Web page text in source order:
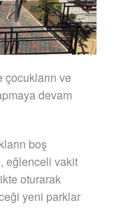
ve
devam
boş
eğlenceli vakit
oturarak
yeni parklar